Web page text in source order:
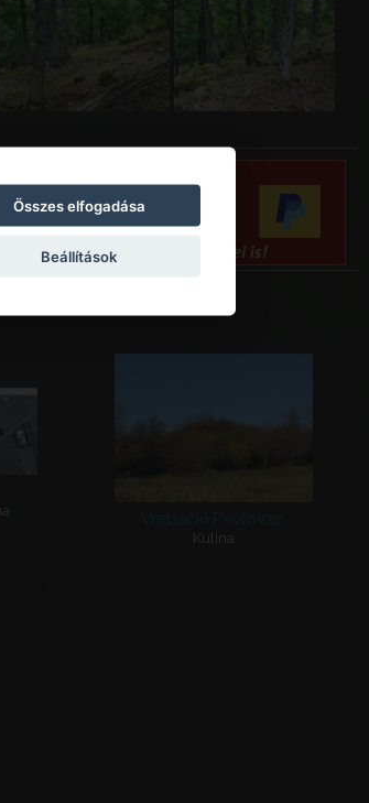
Vrebački Pavlovac
Kulina
Összes elfogadása
Beállítások